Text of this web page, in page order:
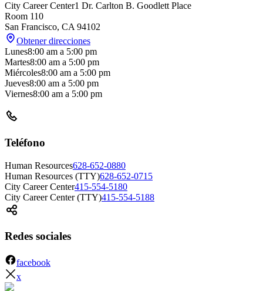
City Career Center1 Dr. Carlton B. Goodlett Place
Room 110
San Francisco, CA 94102
Obtener direcciones
Lunes8:00 am a 5:00 pm
Martes8:00 am a 5:00 pm
Miércoles8:00 am a 5:00 pm
Jueves8:00 am a 5:00 pm
Viernes8:00 am a 5:00 pm
Teléfono
Human Resources628-652-0880
Human Resources (TTY)628-652-0715
City Career Center415-554-5180
City Career Center (TTY)415-554-5188
Redes sociales
facebook
x